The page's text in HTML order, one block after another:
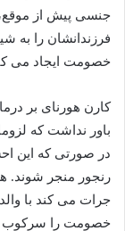
جنسی پیش از موقع،
فرزندانشان را به
خصومت ایجاد می
کارن هورنای بر
باور نداشت که
در صورتی که این
رنجور منجر شوند.
جرات می کند با
خصومت را سرکوب